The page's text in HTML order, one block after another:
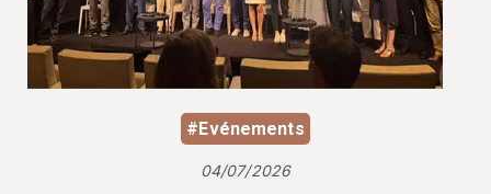
#Evénements
04/07/2026